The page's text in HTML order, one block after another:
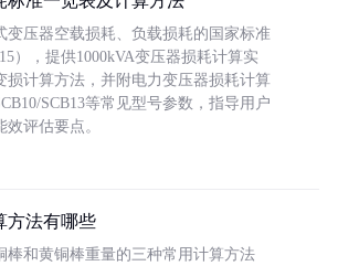
变压器空载损耗、负载损耗的国家标准
），提供1000kVA变压器损耗计算实
损计算方法，并附电力变压器损耗计算
SCB13等常见型号参数，指导用户
评估要点。
方法有哪些
棒和黄铜棒重量的三种常用计算方法